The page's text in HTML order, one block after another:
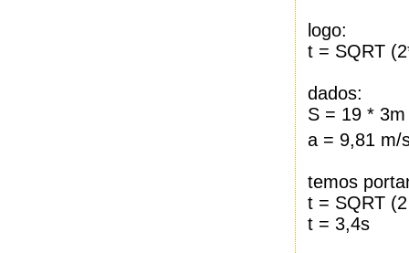
logo:
t = SQRT
dados:
S = 19 * 3m
a = 9,81 m/
temos
t = SQRT
t = 3,4s